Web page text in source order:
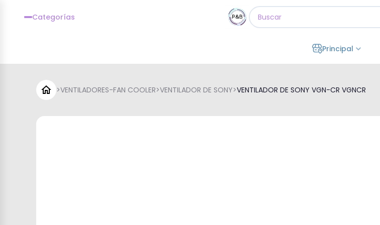
Categorías
Principal
>VENTILADORES-FAN COOLER>VENTILADOR DE SONY>VENTILADOR DE SONY VGN-CR VGNCR